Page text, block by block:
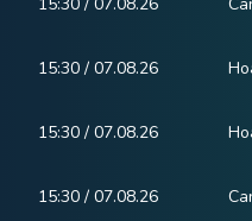
15:30 / 07.08.26
15:30 / 07.08.26
15:30 / 07.08.26